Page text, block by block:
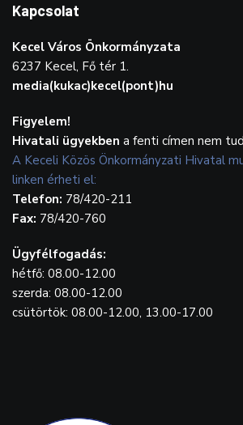
Kapcsolat
Kecel Város Önkormányzata
6237 Kecel, Fő tér 1.
media(kukac)kecel(pont)hu
Figyelem!
Hivatali ügyekben a fenti címen nem
A Keceli Közös Önkormányzati Hivatal
linken érheti el:
Telefon: 78/420-211
Fax: 78/420-760
Ügyfélfogadás:
hétfő: 08.00-12.00
szerda: 08.00-12.00
csütörtök: 08.00-12.00, 13.00-17.00